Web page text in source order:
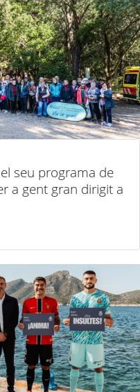
seu programa de
a gent gran dirigit a